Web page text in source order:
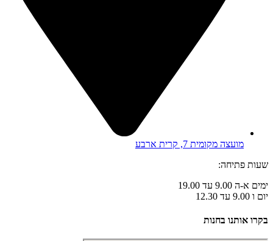
מועצה מקומית 7, קרית ארבע
שעות פתיחה:
ימים א-ה 9.00 עד 19.00
יום ו 9.00 עד 12.30
בקרו אותנו בחנות